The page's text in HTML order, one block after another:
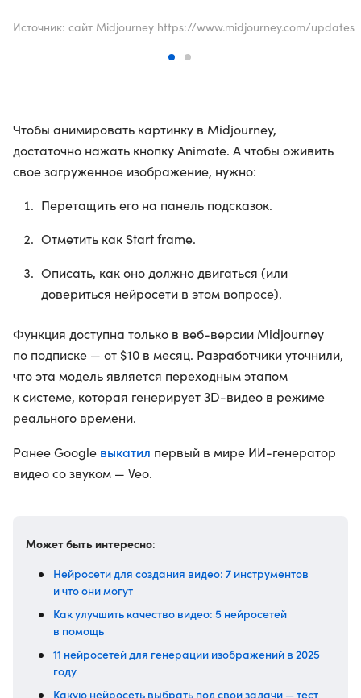
Источник: сайт Midjourney https://www.midjourney.com/updates
Чтобы анимировать картинку в Midjourney,
достаточно нажать кнопку Animate. А чтобы оживить
свое загруженное изображение, нужно:
Перетащить его на панель подсказок.
Отметить как Start frame.
Описать, как оно должно двигаться (или
довериться нейросети в этом вопросе).
Функция доступна только в веб-версии Midjourney
по подписке — от $10 в месяц. Разработчики уточнили,
что эта модель является переходным этапом
к системе, которая генерирует 3D-видео в режиме
реального времени.
Ранее Google выкатил первый в мире ИИ-генератор
видео со звуком — Veo.
Может быть интересно:
Нейросети для создания видео: 7 инструментов
и что они могут
Как улучшить качество видео: 5 нейросетей
в помощь
11 нейросетей для генерации изображений в 2025
году
Какую нейросеть выбрать под свои задачи — тест